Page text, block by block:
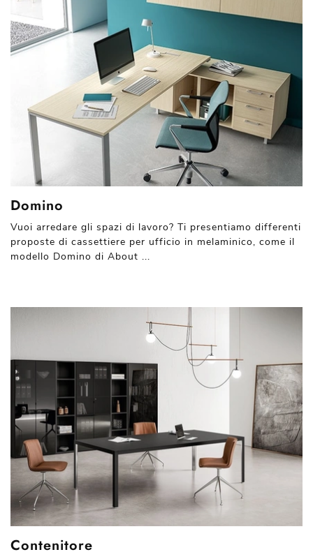
Domino
Vuoi arredare gli spazi di lavoro? Ti presentiamo differenti
proposte di cassettiere per ufficio in melaminico, come il
modello Domino di About ...
Contenitore